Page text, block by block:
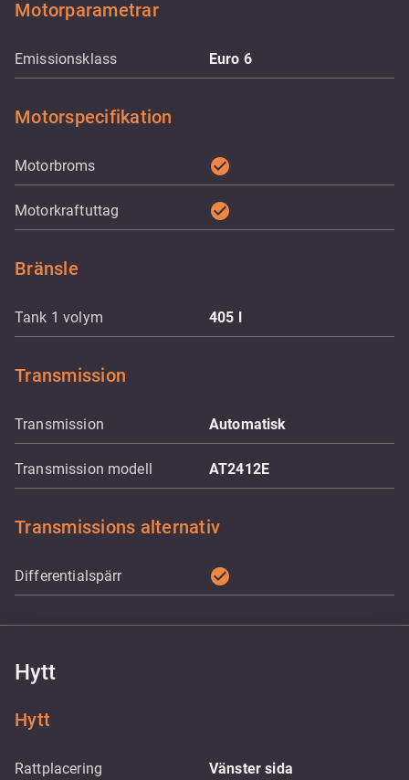
Motorparametrar
Emissionsklass Euro 6
Motorspecifikation
Motorbroms check_circle
Motorkraftuttag check_circle
Bränsle
Tank 1 volym 405 l
Transmission
Transmission Automatisk
Transmission modell AT2412E
Transmissions alternativ
Differentialspärr check_circle
Hytt
Hytt
Rattplacering Vänster sida